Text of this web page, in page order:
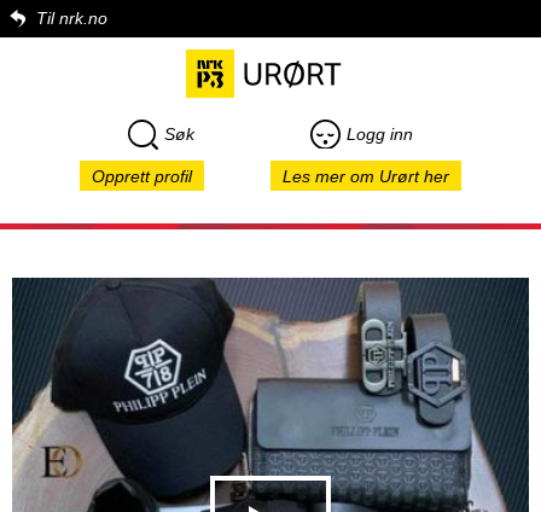
Til nrk.no
Søk Logg inn
Opprett profil Les mer om Urørt her